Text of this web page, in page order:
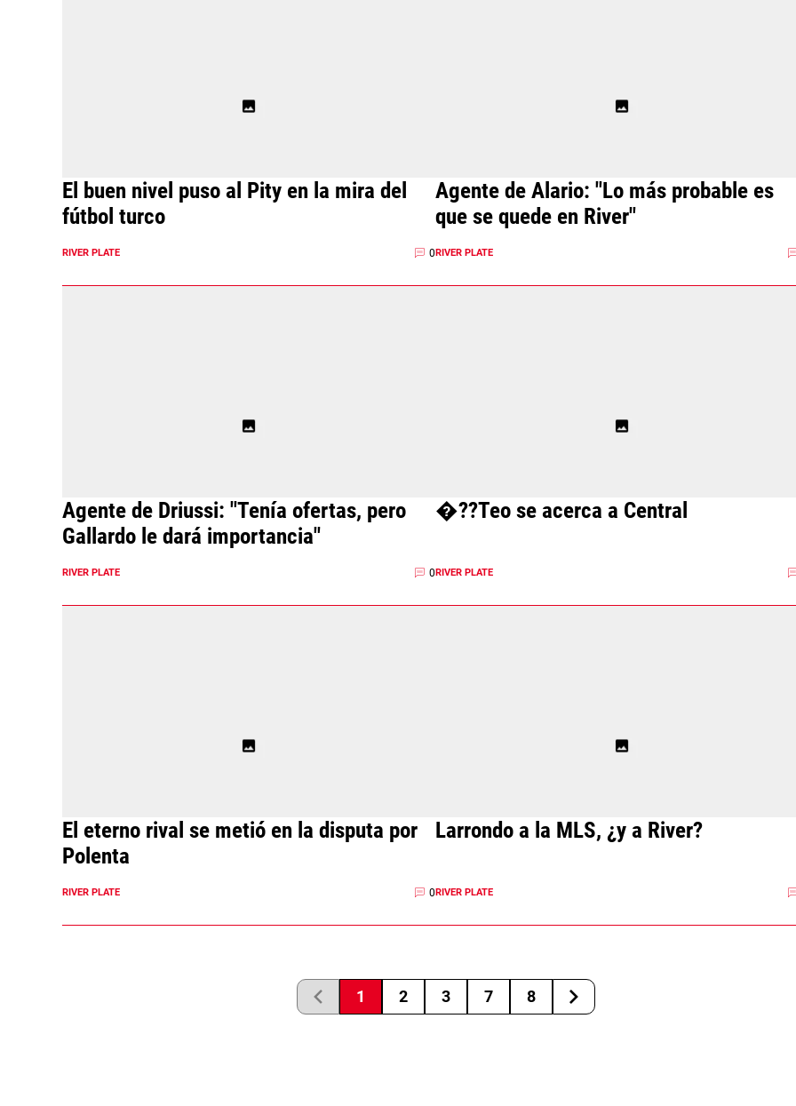
El buen nivel puso al Pity en la mira del
fútbol turco
RIVER PLATE 0
Agente de Alario: "Lo más probable es
que se quede en River"
RIVER PLATE
Agente de Driussi: "Tenía ofertas, pero
Gallardo le dará importancia"
RIVER PLATE 0
�??Teo se acerca a Central
RIVER PLATE
El eterno rival se metió en la disputa por
Polenta
RIVER PLATE 0
Larrondo a la MLS, ¿y a River?
RIVER PLATE
1 2 3 7 8